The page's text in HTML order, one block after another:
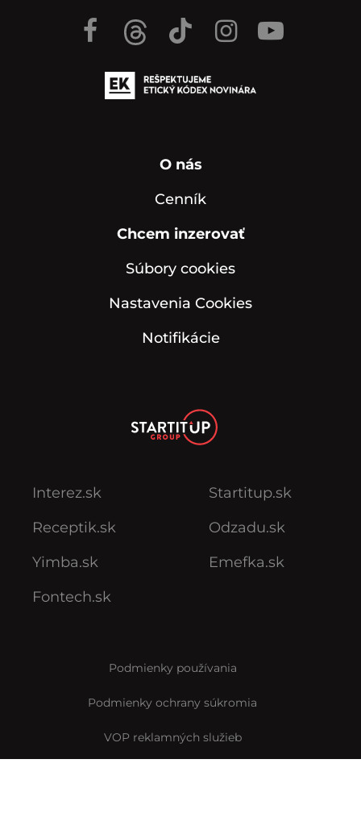
O nás
Cenník
Chcem inzerovať
Súbory cookies
Nastavenia Cookies
Notifikácie
Interez.sk
Receptik.sk
Yimba.sk
Fontech.sk
Startitup.sk
Odzadu.sk
Emefka.sk
Podmienky používania
Podmienky ochrany súkromia
VOP reklamných služieb